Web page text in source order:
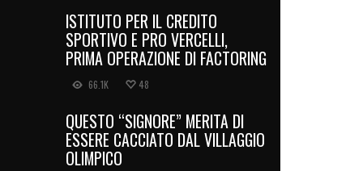
ISTITUTO PER IL CREDITO
SPORTIVO E PRO VERCELLI,
PRIMA OPERAZIONE DI FACTORING
66.1K 48
QUESTO “SIGNORE” MERITA DI
ESSERE CACCIATO DAL VILLAGGIO
OLIMPICO